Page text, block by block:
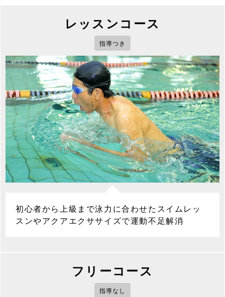
レッスンコース
指導つき
初心者から上級まで泳力に合わせたスイムレッ
スンやアクアエクササイズで運動不足解消
フリーコース
指導なし